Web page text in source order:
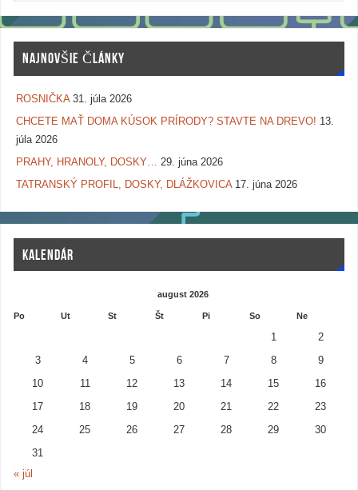
NAJNOVŠIE ČLÁNKY
ROSNIČKA 31. júla 2026
CHCETE MAŤ DOMA KÚSOK PRÍRODY? STAVTE NA DREVO! 13.
júla 2026
PRAHY, HRANOLY, DOSKY… 29. júna 2026
TATRANSKÝ PROFIL, DOSKY, DLÁŽKOVICA 17. júna 2026
KALENDÁR
august 2026
Po Ut St Št Pi So Ne
1 2
3 4 5 6 7 8 9
10 11 12 13 14 15 16
17 18 19 20 21 22 23
24 25 26 27 28 29 30
31
« júl